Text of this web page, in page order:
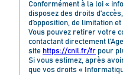
Conformément à la loi «
disposez des droits
d’opposition, de limitation
Vous pouvez retirer votre
contactant directement
site https://cnil.fr/fr pour
Si vous estimez, après
que vos droits «